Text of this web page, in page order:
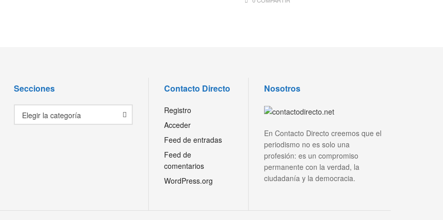
Secciones
Elegir la categoría
Contacto Directo
Registro
Acceder
Feed de entradas
Feed de
comentarios
WordPress.org
Nosotros
En Contacto Directo creemos que el
periodismo no es solo una
profesión: es un compromiso
permanente con la verdad, la
ciudadanía y la democracia.